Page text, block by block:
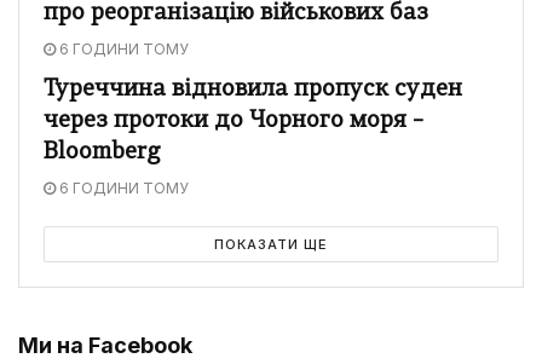
про реорганізацію військових баз
6 ГОДИНИ ТОМУ
Туреччина відновила пропуск суден
через протоки до Чорного моря –
Bloomberg
6 ГОДИНИ ТОМУ
ПОКАЗАТИ ЩЕ
Ми на Facebook